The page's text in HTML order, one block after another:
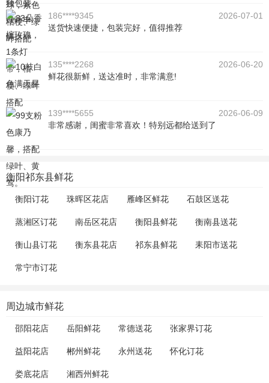
186****9345
2026-07-01
送货快速便捷，包装完好，值得推荐
135****2268
2026-06-20
鲜花很新鲜，送达准时，非常满意!
139****5655
2026-06-09
非常感谢，闺蜜非常喜欢！特别远都给送到了
衡阳祁东县鲜花
衡阳订花 珠晖区花店 雁峰区鲜花 石鼓区送花
蒸湘区订花 南岳区花店 衡阳县鲜花 衡南县送花
衡山县订花 衡东县花店 祁东县鲜花 耒阳市送花
常宁市订花
周边城市鲜花
邵阳花店 岳阳鲜花 常德送花 张家界订花
益阳花店 郴州鲜花 永州送花 怀化订花
娄底花店 湘西州鲜花